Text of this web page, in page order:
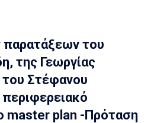
του
της Γεωργίας
του Στέφανου
master plan -Πρόταση